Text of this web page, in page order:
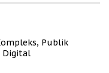
Publik
Digital